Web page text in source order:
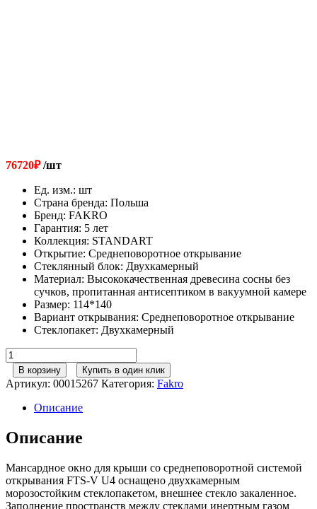
76720₽/шт
Ед. изм.: шт
Страна бренда: Польша
Бренд: FAKRO
Гарантия: 5 лет
Коллекция: STANDART
Открытие: Cреднеповоротное открывание
Стеклянный блок: Двухкамерный
Материал: Высококачественная древесина сосны без
сучков, пропитанная антисептиком в вакуумной камере
Размер: 114*140
Вариант открывания: Cреднеповоротное открывание
Стеклопакет: Двухкамерный
Количество
товара
FAKRO
Мансардное
окно
V
U4
В корзину Купить в один клик
Артикул: 00015267 Категория: Fakro
Описание
Описание
Мансардное окно для крыши со среднеповоротной системой
открывания FTS-V U4 оснащено двухкамерным
морозостойким стеклопакетом, внешнее стекло закаленное.
Заполнение пространств между стеклами инертным газом